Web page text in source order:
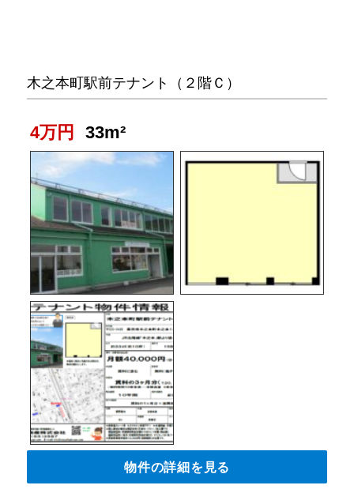
木之本町駅前テナント（２階Ｃ）
4万円 33m²
物件の詳細を見る